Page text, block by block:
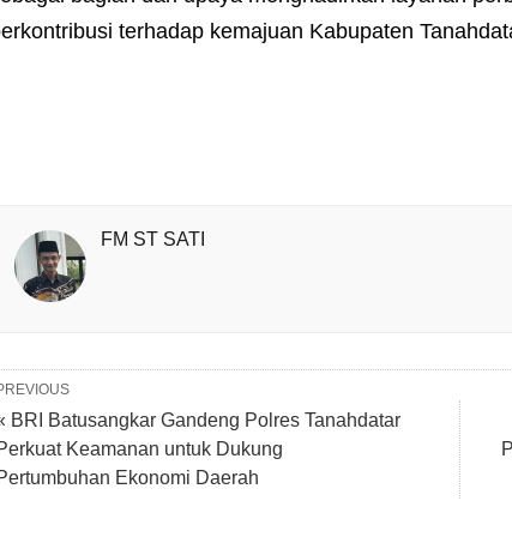
terhadap kemajuan Kabupaten
FM ST SATI
BRI Batusangkar Gandeng Polres Tanahdatar
Keamanan untuk Dukung
Ekonomi Daerah